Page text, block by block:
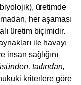
üretimde
her aşaması
üretim biçimidir.
ile havayı
insan sağlığını
tadından,
kriterlere göre